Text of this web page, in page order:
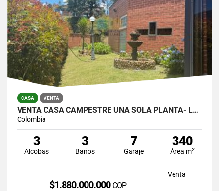
CASA VENTA
VENTA CASA CAMPESTRE UNA SOLA PLANTA- LOMA DEL ESCOBERO, ENVIGADO
Colombia
3
Alcobas
3
Baños
7
Garaje
340
Área m2
Venta
$1.880.000.000 COP